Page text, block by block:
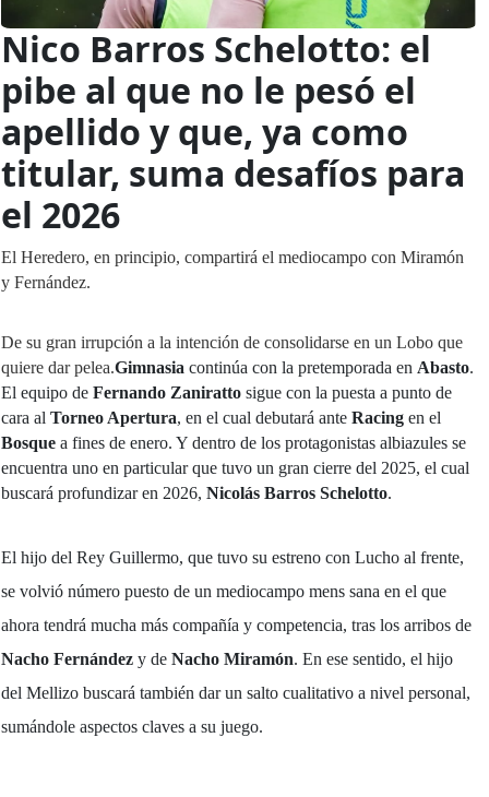
Nico Barros Schelotto: el
pibe al que no le pesó el
apellido y que, ya como
titular, suma desafíos para
el 2026
El Heredero, en principio, compartirá el mediocampo con Miramón
y Fernández.
De su gran irrupción a la intención de consolidarse en un Lobo que
quiere dar pelea.Gimnasia continúa con la pretemporada en Abasto.
El equipo de Fernando Zaniratto sigue con la puesta a punto de
cara al Torneo Apertura, en el cual debutará ante Racing en el
Bosque a fines de enero. Y dentro de los protagonistas albiazules se
encuentra uno en particular que tuvo un gran cierre del 2025, el cual
buscará profundizar en 2026, Nicolás Barros Schelotto.
El hijo del Rey Guillermo, que tuvo su estreno con Lucho al frente,
se volvió número puesto de un mediocampo mens sana en el que
ahora tendrá mucha más compañía y competencia, tras los arribos de
Nacho Fernández y de Nacho Miramón. En ese sentido, el hijo
del Mellizo buscará también dar un salto cualitativo a nivel personal,
sumándole aspectos claves a su juego.